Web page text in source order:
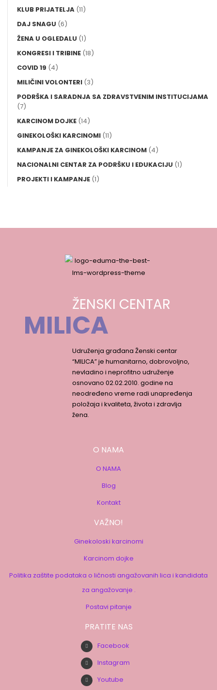
KLUB PRIJATELJA (11)
DAJ SNAGU (6)
ŽENA U OGLEDALU (1)
KONGRESI I TRIBINE (18)
COVID 19 (4)
MILIČINI VOLONTERI (3)
PODRŠKA I SARADNJA SA ZDRAVSTVENIM INSTITUCIJAMA
(7)
KARCINOM DOJKE (14)
GINEKOLOŠKI KARCINOMI (11)
KAMPANJE ZA GINEKOLOŠKI KARCINOM (4)
NACIONALNI CENTAR ZA PODRŠKU I EDUKACIJU (1)
PROJEKTI I KAMPANJE (1)
ŽENSKI CENTAR
MILICA
Udruženja građana Ženski centar
“MILICA” je humanitarno, dobrovoljno,
nevladino i neprofitno udruženje
osnovano 02.02.2010. godine na
neodređeno vreme radi unapređenja
položaja i kvaliteta, života i zdravlja
žena.
O NAMA
O NAMA
Blog
Kontakt
VAŽNO!
Ginekoloski karcinomi
Karcinom dojke
Politika zaštite podataka o ličnosti angažovanih lica i kandidata
za angažovanje .
Postavi pitanje
PRATITE NAS
Facebook
Instagram
Youtube